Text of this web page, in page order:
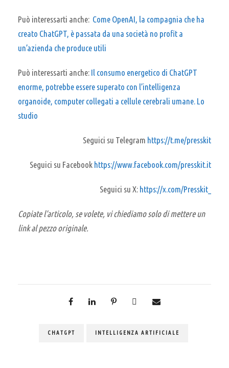
Può interessarti anche: Come OpenAI, la compagnia che ha
creato ChatGPT, è passata da una società no profit a
un’azienda che produce utili
Può interessarti anche: Il consumo energetico di ChatGPT
enorme, potrebbe essere superato con l’intelligenza
organoide, computer collegati a cellule cerebrali umane. Lo
studio
Seguici su Telegram https://t.me/presskit
Seguici su Facebook https://www.facebook.com/presskit.it
Seguici su X: https://x.com/Presskit_
Copiate l’articolo, se volete, vi chiediamo solo di mettere un
link al pezzo originale.
CHATGPT INTELLIGENZA ARTIFICIALE